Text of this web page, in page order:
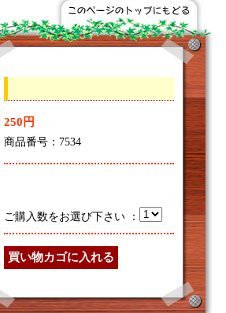
250円
商品番号：7534
ご購入数をお選び下さい ：